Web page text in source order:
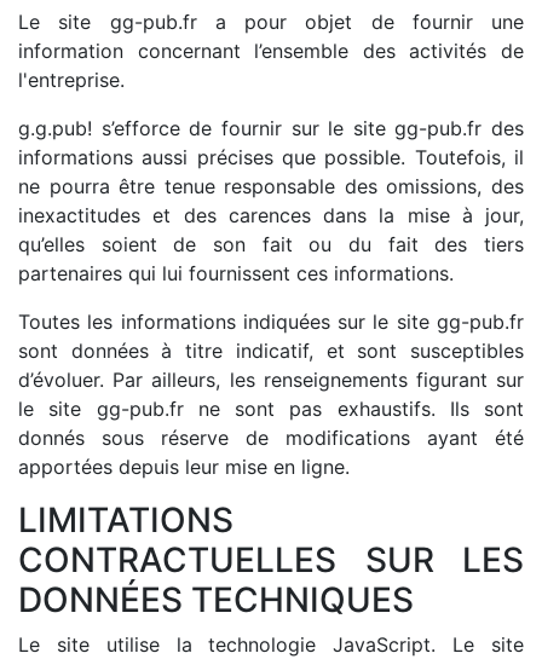
Le site gg-pub.fr a pour objet de fournir une
information concernant l’ensemble des activités de
l'entreprise.
g.g.pub! s’efforce de fournir sur le site gg-pub.fr des
informations aussi précises que possible. Toutefois, il
ne pourra être tenue responsable des omissions, des
inexactitudes et des carences dans la mise à jour,
qu’elles soient de son fait ou du fait des tiers
partenaires qui lui fournissent ces informations.
Toutes les informations indiquées sur le site gg-pub.fr
sont données à titre indicatif, et sont susceptibles
d’évoluer. Par ailleurs, les renseignements figurant sur
le site gg-pub.fr ne sont pas exhaustifs. Ils sont
donnés sous réserve de modifications ayant été
apportées depuis leur mise en ligne.
LIMITATIONS
CONTRACTUELLES SUR LES
DONNÉES TECHNIQUES
Le site utilise la technologie JavaScript. Le site